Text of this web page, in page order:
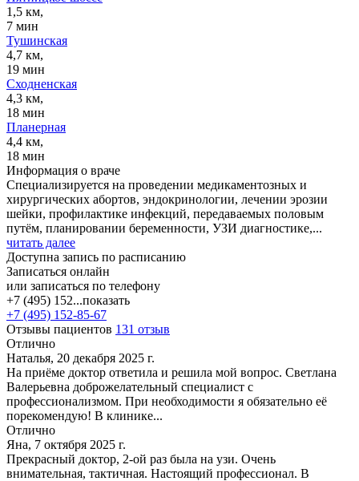
1,5 км,
7 мин
Тушинская
4,7 км,
19 мин
Сходненская
4,3 км,
18 мин
Планерная
4,4 км,
18 мин
Информация о враче
Специализируется на проведении медикаментозных и
хирургических абортов, эндокринологии, лечении эрозии
шейки, профилактике инфекций, передаваемых половым
путём, планировании беременности, УЗИ диагностике,...
читать далее
Доступна запись по расписанию
Записаться онлайн
или записаться по телефону
+7 (495) 152...показать
+7 (495) 152-85-67
Отзывы пациентов 131 отзыв
Отлично
Наталья, 20 декабря 2025 г.
На приёме доктор ответила и решила мой вопрос. Светлана
Валерьевна доброжелательный специалист с
профессионализмом. При необходимости я обязательно её
порекомендую! В клинике...
Отлично
Яна, 7 октября 2025 г.
Прекрасный доктор, 2-ой раз была на узи. Очень
внимательная, тактичная. Настоящий профессионал. В